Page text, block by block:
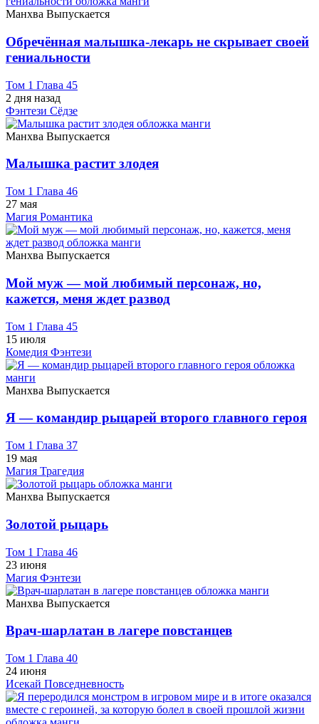
Манхва Выпускается
Обречённая малышка-лекарь не скрывает своей
гениальности
Том 1 Глава 45
2 дня назад
Фэнтези Сёдзе
Манхва Выпускается
Малышка растит злодея
Том 1 Глава 46
27 мая
Магия Романтика
Манхва Выпускается
Мой муж — мой любимый персонаж, но,
кажется, меня ждет развод
Том 1 Глава 45
15 июля
Комедия Фэнтези
Манхва Выпускается
Я — командир рыцарей второго главного героя
Том 1 Глава 37
19 мая
Магия Трагедия
Манхва Выпускается
Золотой рыцарь
Том 1 Глава 46
23 июня
Магия Фэнтези
Манхва Выпускается
Врач-шарлатан в лагере повстанцев
Том 1 Глава 40
24 июня
Исекай Повседневность